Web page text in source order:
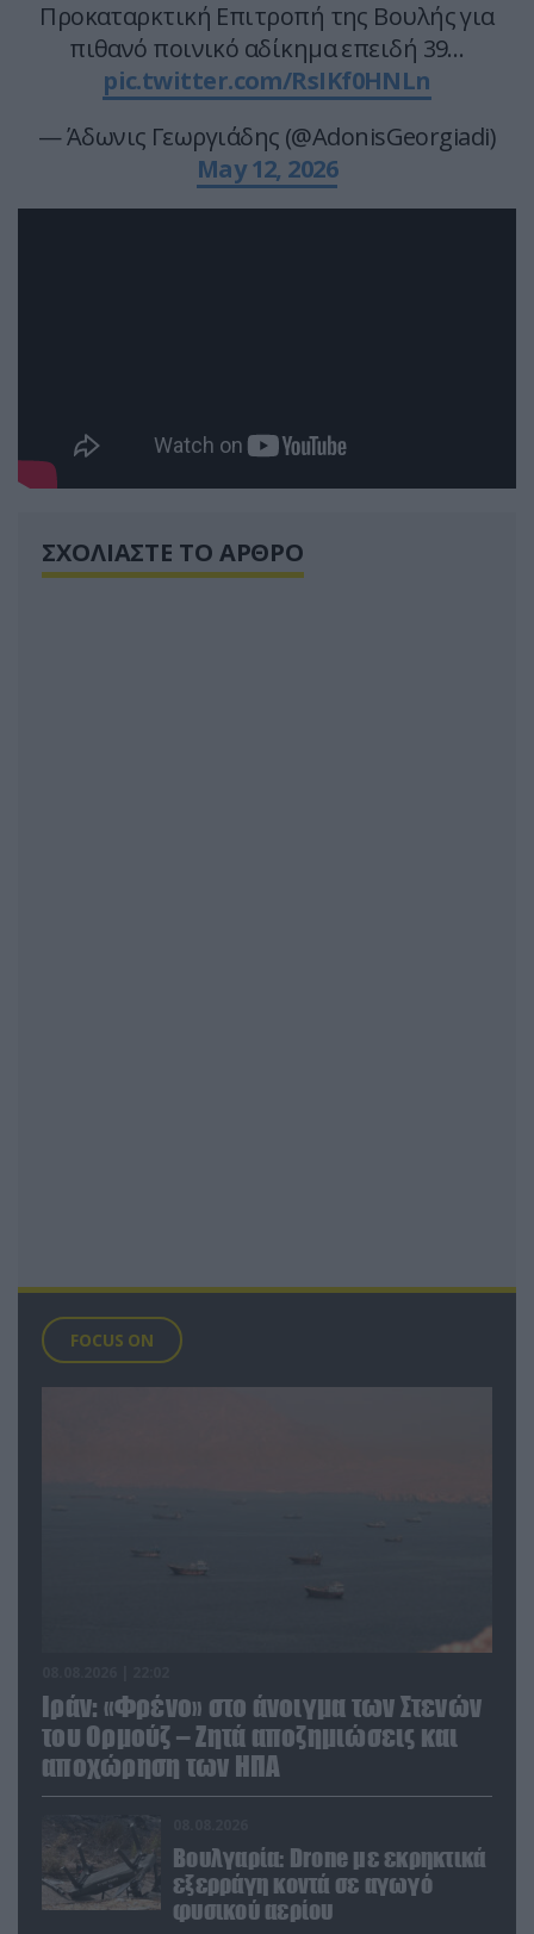
Προκαταρκτική Επιτροπή της Βουλής για
πιθανό ποινικό αδίκημα επειδή 39…
pic.twitter.com/RsIKf0HNLn
— Άδωνις Γεωργιάδης (@AdonisGeorgiadi)
May 12, 2026
ΣΧΟΛΙΑΣΤΕ ΤΟ ΑΡΘΡΟ
FOCUS ON
Ιράν: «Φρένο» στο άνοιγμα των Στενών
του Ορμούζ – Ζητά αποζημιώσεις και
αποχώρηση των ΗΠΑ
Βουλγαρία: Drone με εκρηκτικά
εξερράγη κοντά σε αγωγό
φυσικού αερίου